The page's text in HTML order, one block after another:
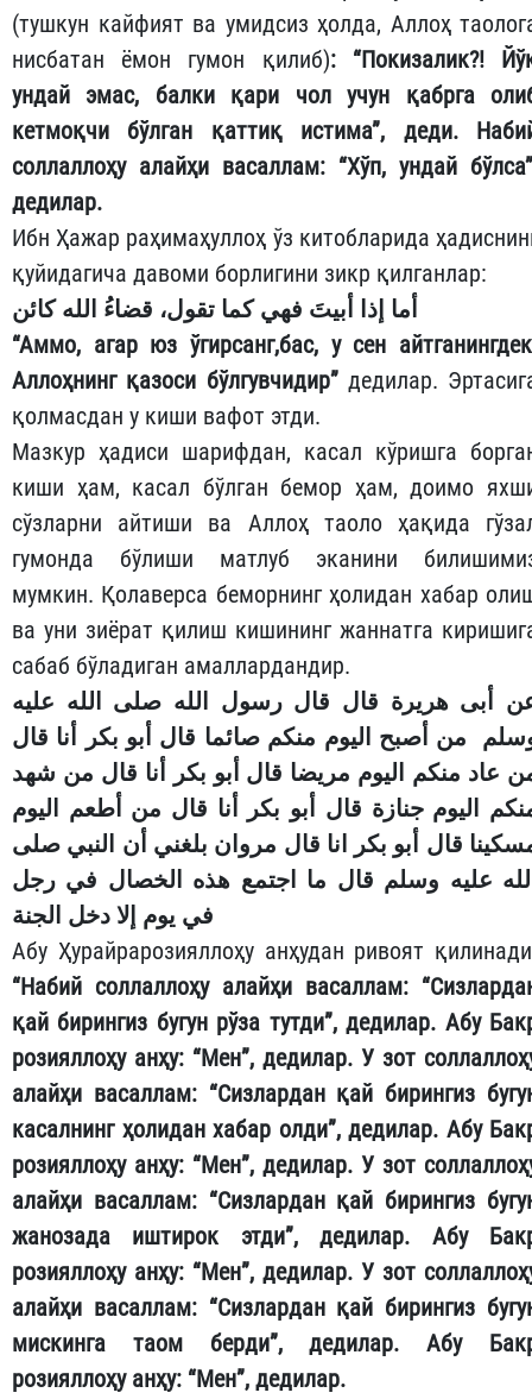
(тушкун кайфият ва умидсиз ҳолда, Аллоҳ
нисбатан ёмон гумон қилиб): “Покизалик?!
ундай эмас, балки қари чол учун қабрга
кетмоқчи бўлган қаттиқ истима”, деди.
соллаллоҳу алайҳи васаллам: “Хўп, ундай
дедилар.
Ибн Ҳажар раҳимаҳуллоҳ ўз китобларида
қуйидагича давоми борлигини зикр қилганлар:
أما إذا أبيتَ فهي كما تقول، قضاءُ الله كائن
“Аммо, агар юз ўгирсанг,бас, у сен
Аллоҳнинг қазоси бўлгувчидир”дедилар.
қолмасдан у киши вафот этди.
Мазкур ҳадиси шарифдан, касал кўришга
киши ҳам, касал бўлган бемор ҳам, доимо
сўзларни айтиши ва Аллоҳ таоло ҳақида
гумонда бўлиши матлуб эканини
мумкин. Қолаверса беморнинг ҳолидан хабар
ва уни зиёрат қилиш кишининг жаннатга
сабаб бўладиган амаллардандир.
أبى هريرة قال قال رسول الله صلى الله عليه
من أصبح اليوم منكم صائما قال أبو بكر أنا قال
عاد منكم اليوم مريضا قال أبو بكر أنا قال من شهد
اليوم جنازة قال أبو بكر أنا قال من أطعم اليوم
قال أبو بكر انا قال مروان بلغني أن النبي صلى
عليه وسلم قال ما اجتمع هذه الخصال في رجل
في يوم إلا دخل الجنة
Абу Ҳурайрарозияллоҳу анҳудан ривоят
“Набий соллаллоҳу алайҳи васаллам:
қай бирингиз бугун рўза тутди”, дедилар. Абу
розияллоҳу анҳу: “Мен”, дедилар. У зот
алайҳи васаллам: “Сизлардан қай бирингиз
касалнинг ҳолидан хабар олди”, дедилар. Абу
розияллоҳу анҳу: “Мен”, дедилар. У зот
алайҳи васаллам: “Сизлардан қай бирингиз
жанозада иштирок этди”, дедилар. Абу
розияллоҳу анҳу: “Мен”, дедилар. У зот
алайҳи васаллам: “Сизлардан қай бирингиз
мискинга таом берди”, дедилар. Абу
розияллоҳу анҳу: “Мен”, дедилар.